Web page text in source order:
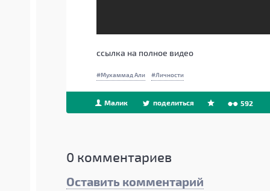
ссылка на полное видео
Мухаммад Али Личности
Малик поделиться 592
0 комментариев
Оставить комментарий